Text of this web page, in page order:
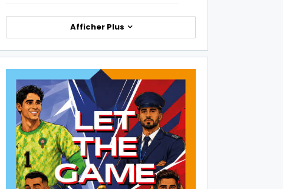
Afficher Plus